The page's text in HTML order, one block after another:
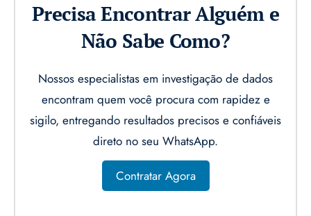
Precisa Encontrar Alguém e
Não Sabe Como?
Nossos especialistas em investigação de dados
encontram quem você procura com rapidez e
sigilo, entregando resultados precisos e confiáveis
direto no seu WhatsApp.
Contratar Agora